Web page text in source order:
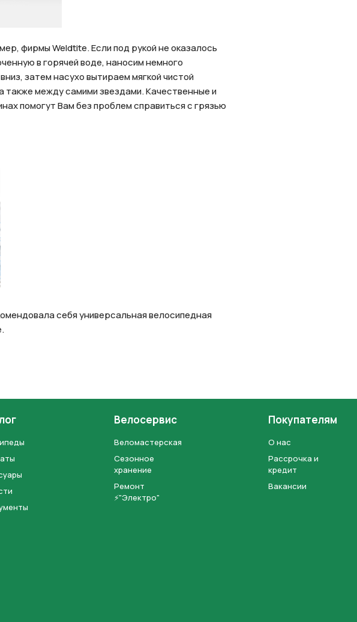
фирмы Weldtite. Если под рукой не оказалось
в горячей воде, наносим немного
затем насухо вытираем мягкой чистой
также между самими звездами. Качественные и
помогут Вам без проблем справиться с грязью
себя универсальная велосипедная
Велосервис
Веломастерская
Сезонное
хранение
Ремонт
⚡"Электро"
Покупателям
О нас
Рассрочка и
кредит
Вакансии
на обработку